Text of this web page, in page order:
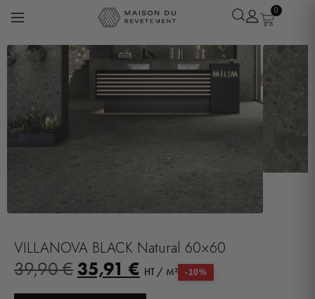
0
VILLANOVA BLACK Natural 60×60
39,90€35,91€ HT / M² -10%